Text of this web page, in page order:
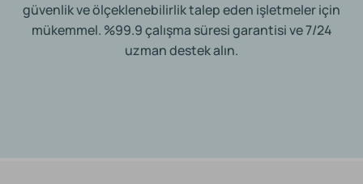
güvenlik ve ölçeklenebilirlik talep eden işletmeler için
mükemmel. %99.9 çalışma süresi garantisi ve 7/24
uzman destek alın.